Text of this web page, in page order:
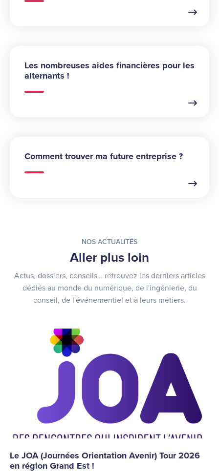
Les nombreuses aides financières pour les
alternants !
Comment trouver ma future entreprise ?
NOS ACTUALITÉS
Aller plus loin
Actus, dossiers, conseils… retrouvez les derniers articles
dédiés au monde du numérique, de l'ingénierie, du
conseil, de l'événementiel et à leurs métiers.
Le JOA (Journées Orientation Avenir) Tour 2026
en région Grand Est !